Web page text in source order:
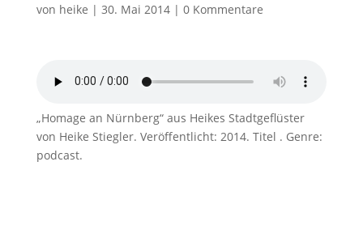
von heike | 30. Mai 2014| 0 Kommentare
„Homage an Nürnberg“ aus Heikes Stadtgeflüster
von Heike Stiegler. Veröffentlicht: 2014. Titel . Genre:
podcast.